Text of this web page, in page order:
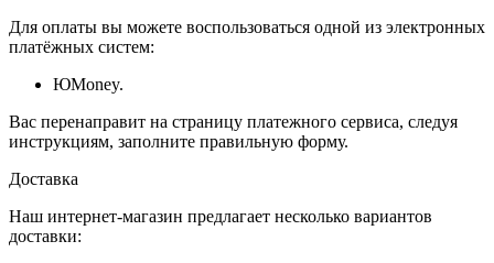
Для оплаты вы можете воспользоваться одной из электронных
платёжных систем:
ЮMoney.
Вас перенаправит на страницу платежного сервиса, следуя
инструкциям, заполните правильную форму.
Доставка
Наш интернет-магазин предлагает несколько вариантов
доставки: